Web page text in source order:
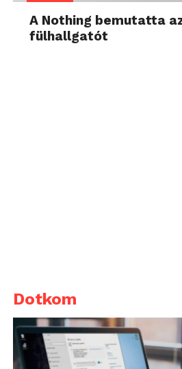
A Nothing bemutatta
fülhallgatót
Dotkom